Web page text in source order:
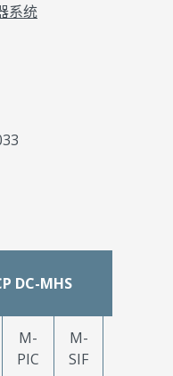
系统
DC-MHS
M-
PIC
M-
SIF